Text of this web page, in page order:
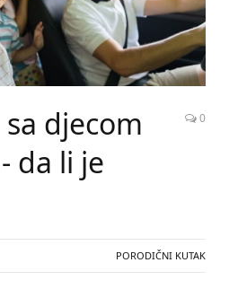
djecom
da li je
0
PORODIČNI KUTAK